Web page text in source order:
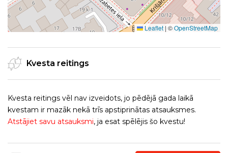
Leaflet |©OpenStreetMap
Kvesta reitings
Kvesta reitings vēl nav izveidots, jo pēdējā gada laikā
kvestam ir mazāk nekā trīs apstiprinātas atsauksmes.
Atstājiet savu atsauksmi, ja esat spēlējis šo kvestu!